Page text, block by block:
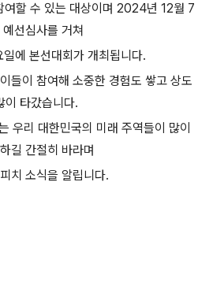
여할 수 있는 대상이며 2024년 12월 7
예선심사를 거쳐
일에 본선대회가 개최됩니다.
들이 참여해 소중한 경험도 쌓고 상도
이 타갔습니다.
우리 대한민국의 미래 주역들이 많이
길 간절히 바라며
치 소식을 알립니다.